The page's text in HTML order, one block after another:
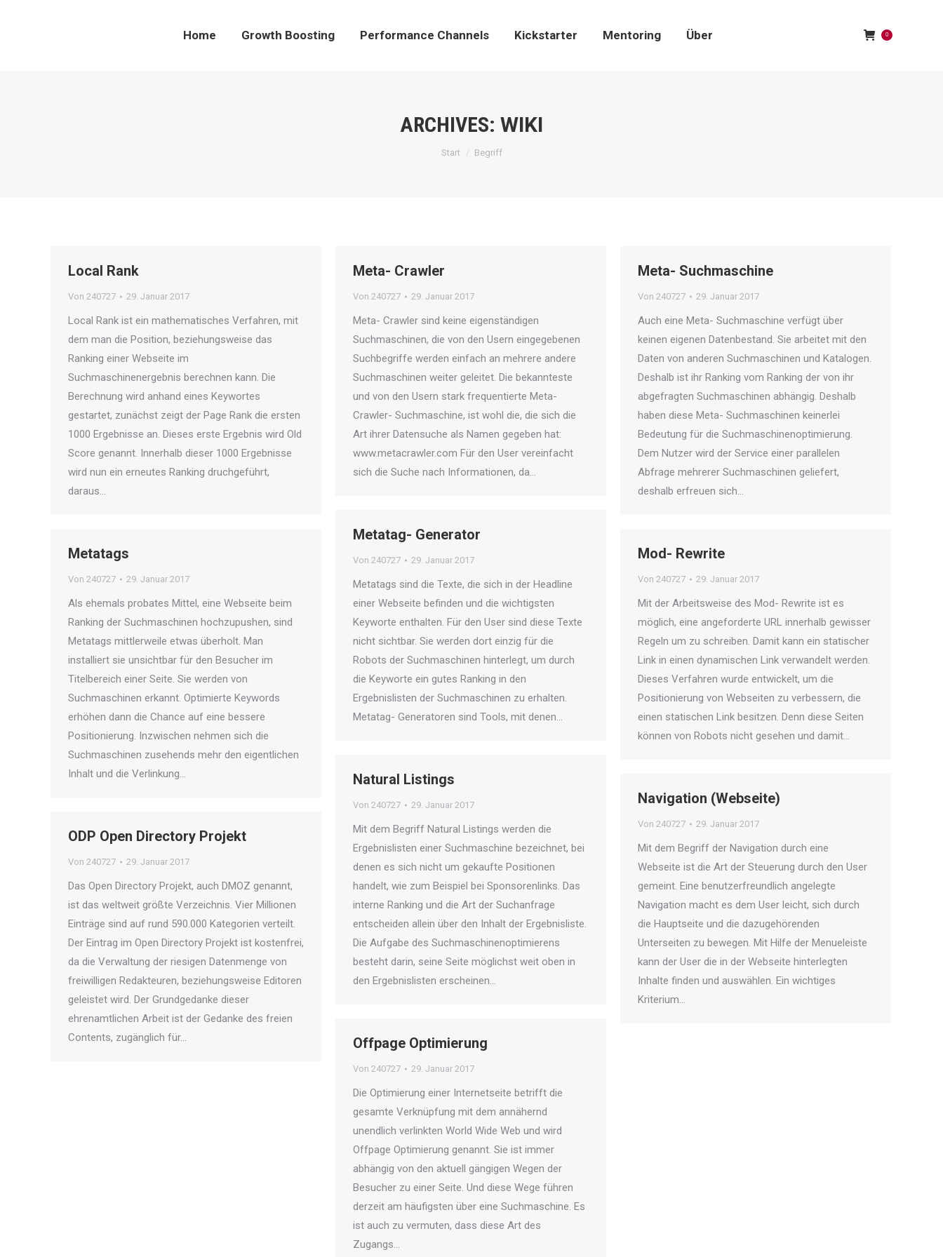
Home Growth Boosting Performance Channels Kickstarter Mentoring Über 0
ARCHIVES: WIKI
Sie befinden sich hier:
Start Begriff
Local Rank
Von 240727 29. Januar 2017
Local Rank ist ein mathematisches Verfahren, mit
dem man die Position, beziehungsweise das
Ranking einer Webseite im
Suchmaschinenergebnis berechnen kann. Die
Berechnung wird anhand eines Keywortes
gestartet, zunächst zeigt der Page Rank die ersten
1000 Ergebnisse an. Dieses erste Ergebnis wird Old
Score genannt. Innerhalb dieser 1000 Ergebnisse
wird nun ein erneutes Ranking druchgeführt,
daraus…
Meta- Crawler
Von 240727 29. Januar 2017
Meta- Crawler sind keine eigenständigen
Suchmaschinen, die von den Usern eingegebenen
Suchbegriffe werden einfach an mehrere andere
Suchmaschinen weiter geleitet. Die bekannteste
und von den Usern stark frequentierte Meta-
Crawler- Suchmaschine, ist wohl die, die sich die
Art ihrer Datensuche als Namen gegeben hat:
www.metacrawler.com Für den User vereinfacht
sich die Suche nach Informationen, da…
Meta- Suchmaschine
Von 240727 29. Januar 2017
Auch eine Meta- Suchmaschine verfügt über
keinen eigenen Datenbestand. Sie arbeitet mit den
Daten von anderen Suchmaschinen und Katalogen.
Deshalb ist ihr Ranking vom Ranking der von ihr
abgefragten Suchmaschinen abhängig. Deshalb
haben diese Meta- Suchmaschinen keinerlei
Bedeutung für die Suchmaschinenoptimierung.
Dem Nutzer wird der Service einer parallelen
Abfrage mehrerer Suchmaschinen geliefert,
deshalb erfreuen sich…
Metatag- Generator
Von 240727 29. Januar 2017
Metatags sind die Texte, die sich in der Headline
einer Webseite befinden und die wichtigsten
Keyworte enthalten. Für den User sind diese Texte
nicht sichtbar. Sie werden dort einzig für die
Robots der Suchmaschinen hinterlegt, um durch
die Keyworte ein gutes Ranking in den
Ergebnislisten der Suchmaschinen zu erhalten.
Metatag- Generatoren sind Tools, mit denen…
Metatags
Von 240727 29. Januar 2017
Als ehemals probates Mittel, eine Webseite beim
Ranking der Suchmaschinen hochzupushen, sind
Metatags mittlerweile etwas überholt. Man
installiert sie unsichtbar für den Besucher im
Titelbereich einer Seite. Sie werden von
Suchmaschinen erkannt. Optimierte Keywords
erhöhen dann die Chance auf eine bessere
Positionierung. Inzwischen nehmen sich die
Suchmaschinen zusehends mehr den eigentlichen
Inhalt und die Verlinkung…
Mod- Rewrite
Von 240727 29. Januar 2017
Mit der Arbeitsweise des Mod- Rewrite ist es
möglich, eine angeforderte URL innerhalb gewisser
Regeln um zu schreiben. Damit kann ein statischer
Link in einen dynamischen Link verwandelt werden.
Dieses Verfahren wurde entwickelt, um die
Positionierung von Webseiten zu verbessern, die
einen statischen Link besitzen. Denn diese Seiten
können von Robots nicht gesehen und damit…
Natural Listings
Von 240727 29. Januar 2017
Mit dem Begriff Natural Listings werden die
Ergebnislisten einer Suchmaschine bezeichnet, bei
denen es sich nicht um gekaufte Positionen
handelt, wie zum Beispiel bei Sponsorenlinks. Das
interne Ranking und die Art der Suchanfrage
entscheiden allein über den Inhalt der Ergebnisliste.
Die Aufgabe des Suchmaschinenoptimierens
besteht darin, seine Seite möglichst weit oben in
den Ergebnislisten erscheinen…
Navigation (Webseite)
Von 240727 29. Januar 2017
Mit dem Begriff der Navigation durch eine
Webseite ist die Art der Steuerung durch den User
gemeint. Eine benutzerfreundlich angelegte
Navigation macht es dem User leicht, sich durch
die Hauptseite und die dazugehörenden
Unterseiten zu bewegen. Mit Hilfe der Menueleiste
kann der User die in der Webseite hinterlegten
Inhalte finden und auswählen. Ein wichtiges
Kriterium…
ODP Open Directory Projekt
Von 240727 29. Januar 2017
Das Open Directory Projekt, auch DMOZ genannt,
ist das weltweit größte Verzeichnis. Vier Millionen
Einträge sind auf rund 590.000 Kategorien verteilt.
Der Eintrag im Open Directory Projekt ist kostenfrei,
da die Verwaltung der riesigen Datenmenge von
freiwilligen Redakteuren, beziehungsweise Editoren
geleistet wird. Der Grundgedanke dieser
ehrenamtlichen Arbeit ist der Gedanke des freien
Contents, zugänglich für…
Offpage Optimierung
Von 240727 29. Januar 2017
Die Optimierung einer Internetseite betrifft die
gesamte Verknüpfung mit dem annähernd
unendlich verlinkten World Wide Web und wird
Offpage Optimierung genannt. Sie ist immer
abhängig von den aktuell gängigen Wegen der
Besucher zu einer Seite. Und diese Wege führen
derzeit am häufigsten über eine Suchmaschine. Es
ist auch zu vermuten, dass diese Art des
Zugangs…